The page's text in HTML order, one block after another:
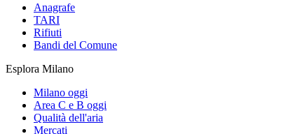
Anagrafe
TARI
Rifiuti
Bandi del Comune
Esplora Milano
Milano oggi
Area C e B oggi
Qualità dell'aria
Mercati